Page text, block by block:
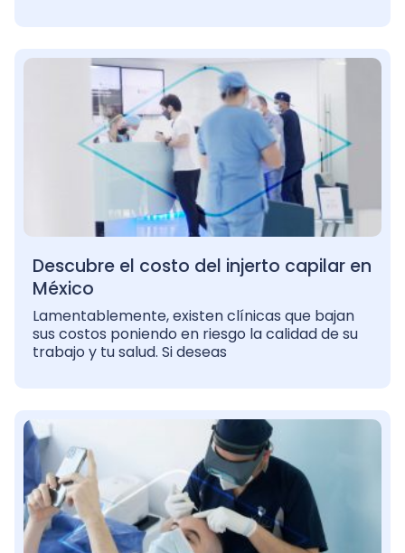
Descubre el costo del injerto capilar en
México
Lamentablemente, existen clínicas que bajan
sus costos poniendo en riesgo la calidad de su
trabajo y tu salud. Si deseas